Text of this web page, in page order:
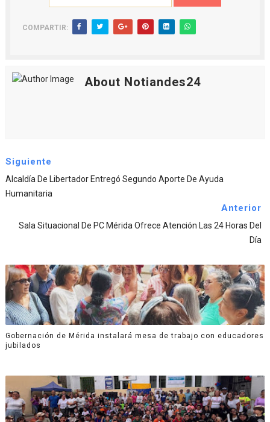
COMPARTIR:
About Notiandes24
Siguiente
‎Alcaldía De Libertador Entregó Segundo Aporte De Ayuda
Humanitaria
Anterior
Sala Situacional De PC Mérida Ofrece Atención Las 24 Horas Del
Día
Gobernación de Mérida instalará mesa de trabajo con educadores
jubilados